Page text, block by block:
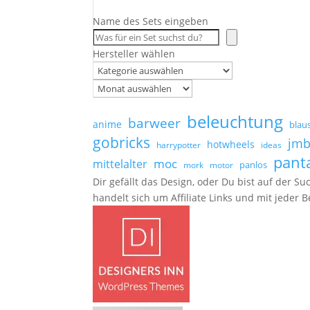
Name des Sets eingeben
Hersteller wählen
Archiv
anime barweer beleuchtung
gobricks harrypotter hotwheels ideas
mittelalter moc mork motor panlos
Dir gefällt das Design, oder Du bist auf der
handelt sich um Affiliate Links und mit jeder